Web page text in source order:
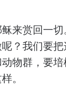
来赏回一
？我们要
物群，要
。